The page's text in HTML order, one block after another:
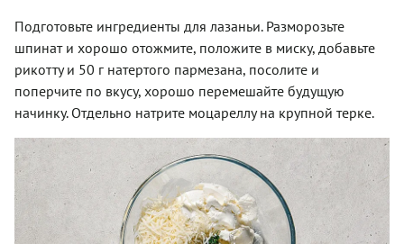
Подготовьте ингредиенты для лазаньи. Разморозьте
шпинат и хорошо отожмите, положите в миску, добавьте
рикотту и 50 г натертого пармезана, посолите и
поперчите по вкусу, хорошо перемешайте будущую
начинку. Отдельно натрите моцареллу на крупной терке.